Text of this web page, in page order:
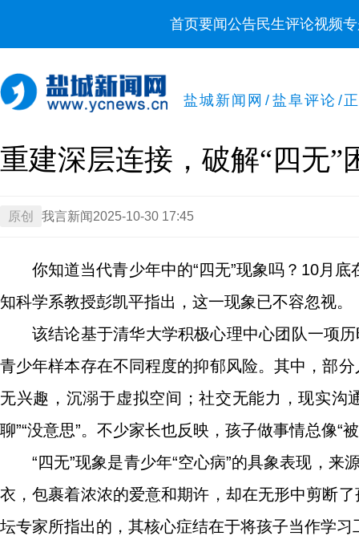
首页要闻公告民生评论视频
盐城新闻网 / 盐阜评论 /
重建深层连接，破解“四无”
原创 我言新闻 2025-10-30 17:45
你知道当代青少年中的“四无”现象吗？10月
知科学系教授彭凯平指出，这一现象已不容忽视。
该结论基于清华大学积极心理中心团队一项
青少年样本存在不同程度的抑郁风险。其中，部
无兴趣，沉溺于虚拟空间；社交无能力，现实沟
聊”“没意思”。不少家长也反映，孩子做事情总像“
“四无”现象是青少年“空心病”的具象表现，来
衣，包裹着浓浓的爱意和期许，却在无形中剪断
坛专家所指出的，其核心症结在于将孩子当作学